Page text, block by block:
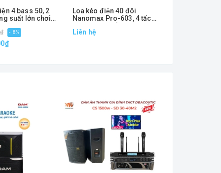
4 bass 50, 2
suất lớn chơi
- 8%
Loa kéo điện 40 đôi
Nanomax Pro-603, 4 tấc
Liên hệ